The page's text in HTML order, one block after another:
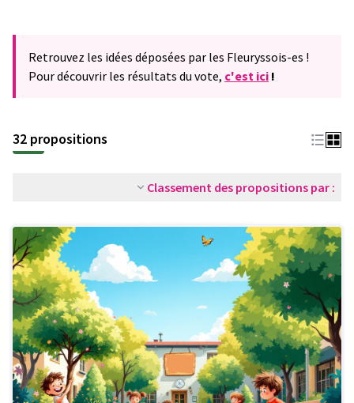
Retrouvez les idées déposées par les Fleuryssois-es !
Pour découvrir les résultats du vote, c'est ici !
32 propositions
Classement des propositions par :